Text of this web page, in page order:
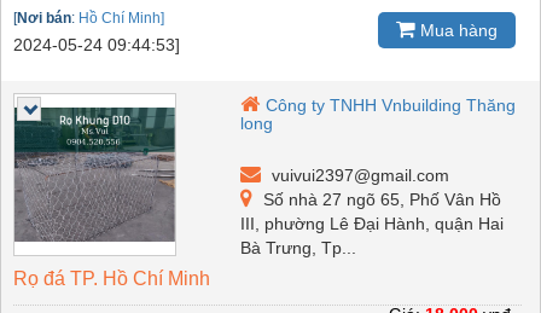
[Nơi bán: Hồ Chí Minh]
2024-05-24 09:44:53]
Mua hàng
Công ty TNHH Vnbuilding Thăng
long
vuivui2397@gmail.com
Số nhà 27 ngõ 65, Phố Vân Hồ
III, phường Lê Đại Hành, quận Hai
Bà Trưng, Tp...
Rọ đá TP. Hồ Chí Minh